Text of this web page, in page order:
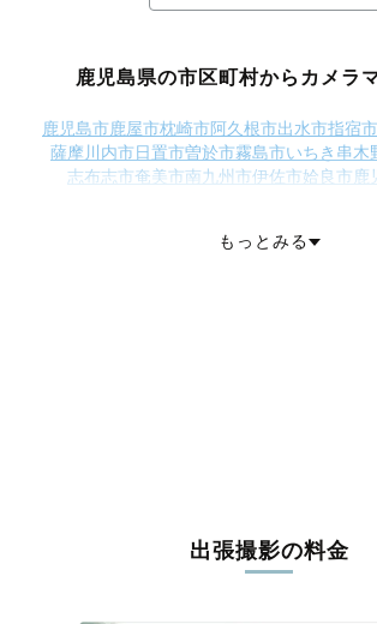
鹿児島県の市区町村からカメラ
鹿児島市鹿屋市枕崎市阿久根市出水市指宿市
薩摩川内市日置市曽於市霧島市いちき串木
志布志市奄美市南九州市伊佐市姶良市鹿
熊毛郡南種子町熊毛郡屋久島
もっとみる
出張撮影の料金